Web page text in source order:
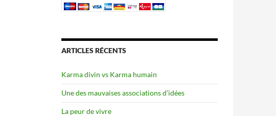
ARTICLES RÉCENTS
Karma divin vs Karma humain
Une des mauvaises associations d’idées
La peur de vivre